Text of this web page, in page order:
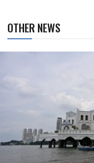
OTHER NEWS